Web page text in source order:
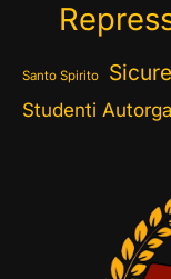
Santo Spirito
Studenti